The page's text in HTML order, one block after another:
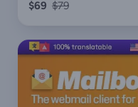
$69 $79